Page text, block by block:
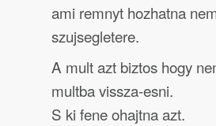
ami remnyt hozhatna
szujsegletere.
A mult azt biztos hogy
multba vissza-esni.
S ki fene ohajtna azt.